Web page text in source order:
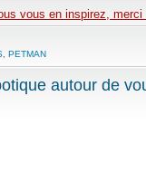
vous en inspirez,
PETMAN
autour de